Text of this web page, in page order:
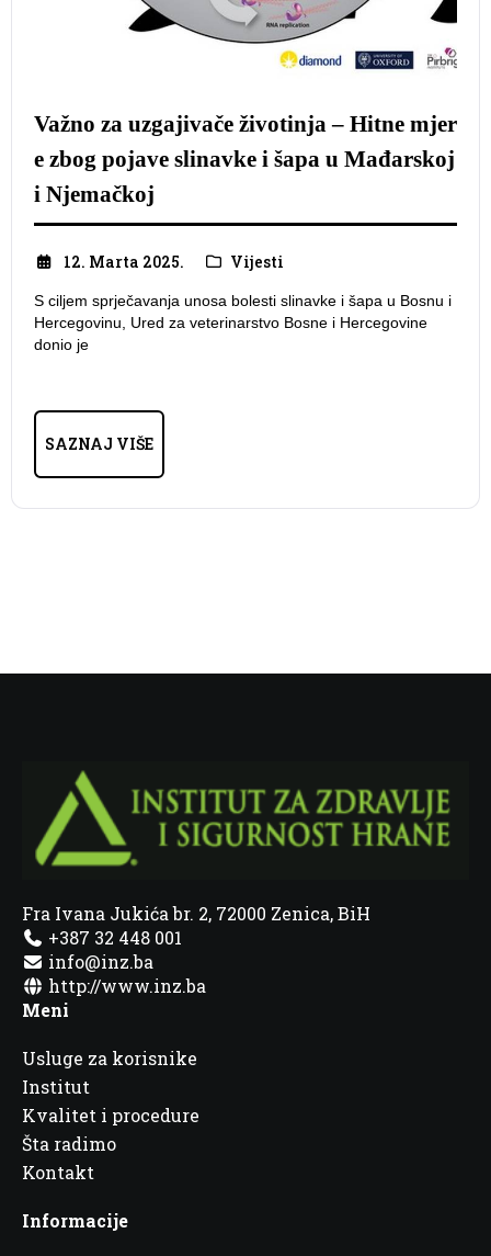
​Važno za uzgajivače životinja – Hitne mjer
e zbog pojave slinavke i šapa u Mađarskoj
i Njemačkoj
12. Marta 2025. Vijesti
S ciljem sprječavanja unosa bolesti slinavke i šapa u Bosnu i
Hercegovinu, Ured za veterinarstvo Bosne i Hercegovine
donio je
SAZNAJ VIŠE
Fra Ivana Jukića br. 2, 72000 Zenica, BiH
+387 32 448 001
info@inz.ba
http://www.inz.ba
Meni
Usluge za korisnike
Institut
Kvalitet i procedure
Šta radimo
Kontakt
Informacije